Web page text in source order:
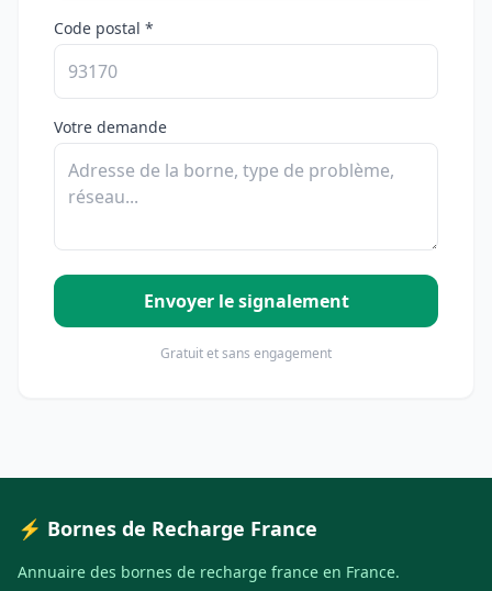
Code postal *
Votre demande
Envoyer le signalement
Gratuit et sans engagement
⚡ Bornes de Recharge France
Annuaire des bornes de recharge france en France.